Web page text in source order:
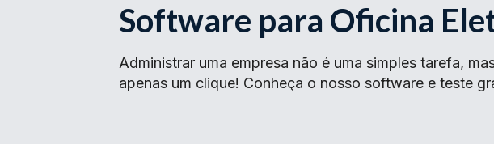
Software para Oficina
Administrar uma empresa não é uma simples tarefa,
apenas um clique! Conheça o nosso software e teste